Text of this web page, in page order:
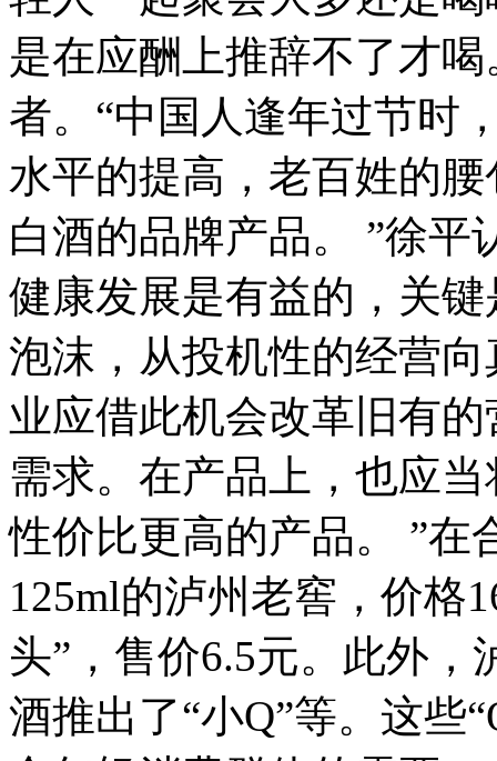
是在应酬上推辞不了才喝
者。“中国人逢年过节时
水平的提高，老百姓的
白酒的品牌产品。 ”徐平
健康发展是有益的，关
泡沫，从投机性的经营
业应借此机会改革旧有
需求。在产品上，也应
性价比更高的产品。 ”在
125ml的泸州老窖，价格
头”，售价6.5元。此外，
酒推出了“小Q”等。这些